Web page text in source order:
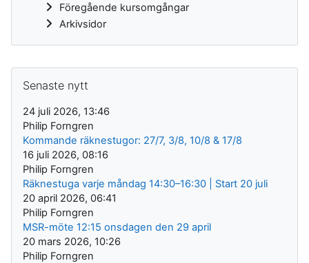
Föregående kursomgångar
Arkivsidor
Kompletterande block
Senaste nytt
24 juli 2026, 13:46
Philip Forngren
Kommande räknestugor: 27/7, 3/8, 10/8 & 17/8
16 juli 2026, 08:16
Philip Forngren
Räknestuga varje måndag 14:30–16:30 | Start 20 juli
20 april 2026, 06:41
Philip Forngren
MSR-möte 12:15 onsdagen den 29 april
20 mars 2026, 10:26
Philip Forngren